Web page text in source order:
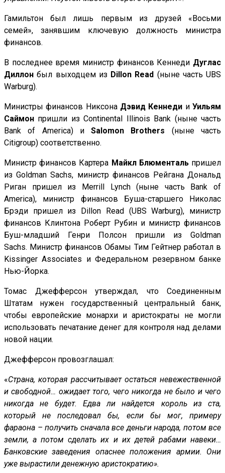
Гамильтон был лишь первым из друзей «Восьми
семей», занявшим ключевую должность министра
финансов.
В последнее время министр финансов Кеннеди Дуглас
Диллон был выходцем из Dillon Read (ныне часть UBS
Warburg).
Министры финансов Никсона Дэвид Кеннеди иУильям
Саймон пришли из Continental Illinois Bank (ныне часть
Bank of America) иSalomon Brothers (ныне часть
Citigroup) соответственно.
Министр финансов Картера Майкл Блюментальпришел
из Goldman Sachs, министр финансов Рейгана Дональд
Риган пришел из Merrill Lynch (ныне часть Bank of
America), министр финансов Буша-старшего Николас
Брэди пришел из Dillon Read (UBS Warburg), министр
финансов Клинтона Роберт Рубин и министр финансов
Буш-младший Генри Полсон пришли из Goldman
Sachs. Министр финансов Обамы Тим Гейтнер работал в
Kissinger Associates и Федеральном резервном банке
Нью-Йорка.
Томас Джефферсон утверждал, что Соединенным
Штатам нужен государственный центральный банк,
чтобы европейские монархи и аристократы не могли
использовать печатание денег для контроля над делами
новой нации.
Джефферсон провозглашал:
«Страна, которая рассчитывает остаться невежественной
и свободной… ожидает того, чего никогда не было и чего
никогда не будет. Едва ли найдется король из ста,
который не последовал бы, если бы мог, примеру
фараона – получить сначала все деньги народа, потом все
земли, а потом сделать их и их детей рабами навеки…
Банковские заведения опаснее положения армии. Они
уже вырастили денежную аристократию».